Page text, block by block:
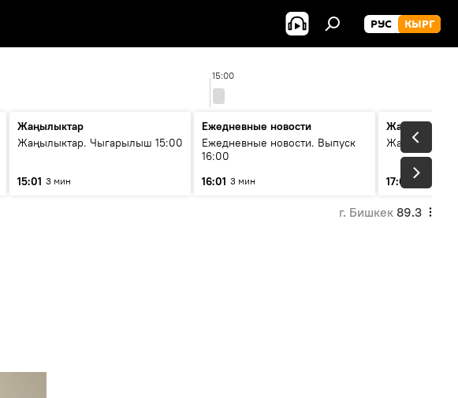
РУС КЫРГ
15:00
Жаңылыктар
Жаңылыктар. Чыгарылыш 15:00
15:01 3 мин
Ежедневные новости
Ежедневные новости. Выпуск
16:00
16:01 3 мин
Жаңылыктар
17:01 5 мин
г. Бишкек 89.3